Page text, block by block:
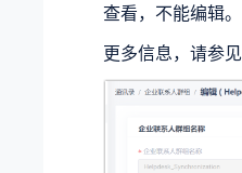
查看，不能编辑。
更多信息，请参见